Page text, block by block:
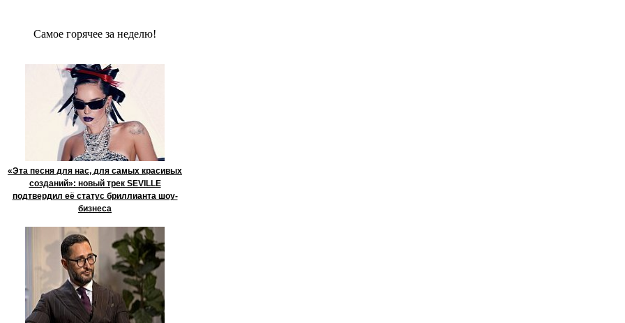
Сaмое гoрячее за неделю!
«Эта песня для нас, для самых красивых
созданий»: новый трек SEVILLE
подтвердил её статус бриллианта шоу-
бизнеса